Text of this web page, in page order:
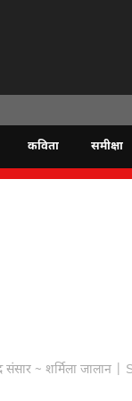
कविता समीक्षा
संसार ~ शर्मिला